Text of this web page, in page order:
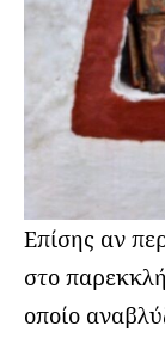
Επίσης αν
στο
οποίο